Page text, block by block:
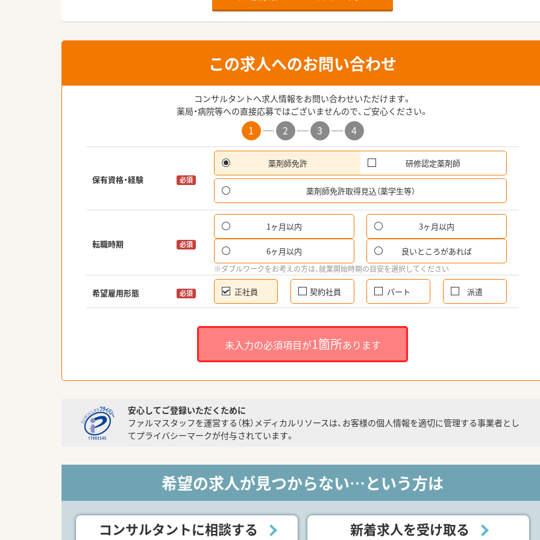
この求人へのお問い合わせ
コンサルタントへ求人情報をお問い合わせいただけます。
薬局・病院等への直接応募ではございませんので、ご安心ください。
1 2 3 4
保有資格・経験 必須
薬剤師免許 研修認定薬剤師
薬剤師免許取得見込（薬学生等）
転職時期 必須
1ヶ月以内 3ヶ月以内
6ヶ月以内 良いところがあれば
※ダブルワークをお考えの方は、就業開始時期の目安を選択してください
希望雇用形態 必須 正社員 契約社員 パート 派遣
未入力の必須項目が1箇所あります
安心してご登録いただくために
ファルマスタッフを運営する（株）メディカルリソースは、お客様の個人情報を適切に管理する事業者とし
てプライバシーマークが付与されています。
希望の求人が見つからない…という方は
コンサルタントに相談する 新着求人を受け取る